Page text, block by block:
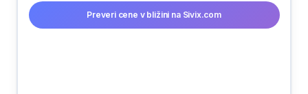
Preveri cene v bližini na Sivix.com